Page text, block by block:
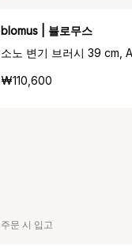
blomus | 블로무스
소노 변기 브러시 39 cm,
₩110,600
주문 시 입고